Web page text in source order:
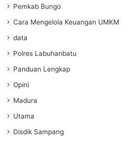
Pemkab Bungo
Cara Mengelola Keuangan UMKM
data
Polres Labuhanbatu
Panduan Lengkap
Opini
Madura
Utama
Disdik Sampang